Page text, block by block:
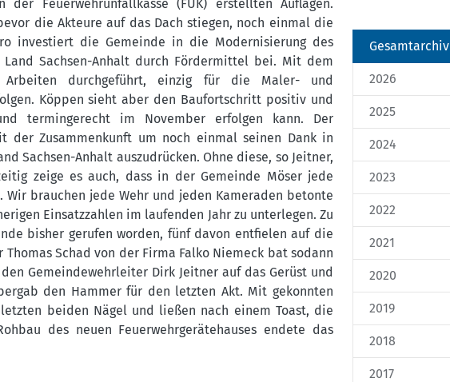
Feuerwehrunfallkasse (FUK) erstellten Auflagen.
die Akteure auf das Dach stiegen, noch einmal die
investiert die Gemeinde in die Modernisierung des
Land Sachsen-Anhalt durch Fördermittel bei. Mit dem
durchgeführt, einzig für die Maler- und
Köppen sieht aber den Baufortschritt positiv und
termingerecht im November erfolgen kann. Der
der Zusammenkunft um noch einmal seinen Dank in
Sachsen-Anhalt auszudrücken. Ohne diese, so Jeitner,
zeige es auch, dass in der Gemeinde Möser jede
brauchen jede Wehr und jeden Kameraden betonte
Einsatzzahlen im laufenden Jahr zu unterlegen. Zu
bisher gerufen worden, fünf davon entfielen auf die
Schad von der Firma Falko Niemeck bat sodann
Gemeindewehrleiter Dirk Jeitner auf das Gerüst und
den Hammer für den letzten Akt. Mit gekonnten
beiden Nägel und ließen nach einem Toast, die
des neuen Feuerwehrgerätehauses endete das
Gesamtarchiv
2026
2025
2024
2023
2022
2021
2020
2019
2018
2017